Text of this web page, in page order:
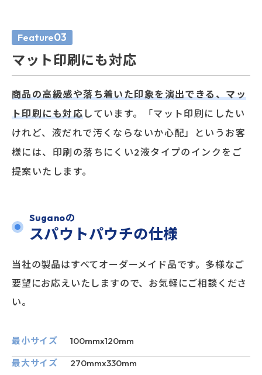
Feature03
マット印刷にも対応
商品の高級感や落ち着いた印象を演出できる、マッ
ト印刷にも対応 しています。「マット印刷にしたい
けれど、液だれで汚くならないか心配」というお客
様には、印刷の落ちにくい2液タイプのインクをご
提案いたします。
Suganoの
スパウトパウチの仕様
当社の製品はすべてオーダーメイド品です。多様なご
要望にお応えいたしますので、お気軽にご相談くださ
い。
最小サイズ
100mmx120mm
最大サイズ
270mmx330mm